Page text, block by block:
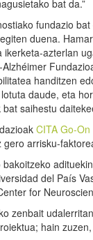
bat da.”
fundazio bat
duena.
ikerketa-azterlan
handitzen
daude, eta
saihestu
CITA Go-On
arrisku-
del País
for
zenbait
hain